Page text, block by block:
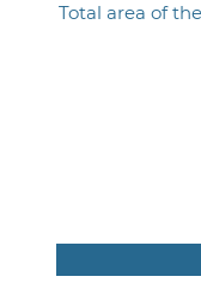
Total area of